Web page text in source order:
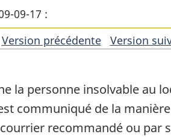
09-17 :
Version précédentedeVersion
la personne insolvable au
communiqué de la
recommandé ou par